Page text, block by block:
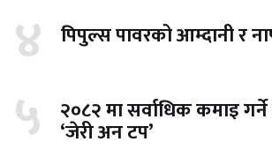
४ पिपुल्स पावरको आम्दानी र
५ २०८२ मा सर्वाधिक कमाइ
‘जेरी अन टप’